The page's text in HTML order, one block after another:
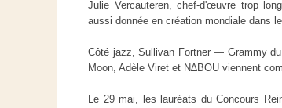
Julie Vercauteren, chef-d'œuvre trop
aussi donnée en création mondiale dans
Côté jazz, Sullivan Fortner — Grammy
Moon, Adèle Viret et N∆BOU viennent
Le 29 mai, les lauréats du Concours